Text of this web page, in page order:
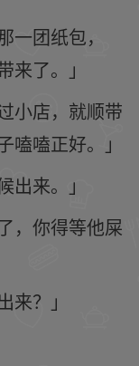
团纸包，
来了。」
小店，就顺带
嗑正好。」
出来。」
，你得等他屎
来？」